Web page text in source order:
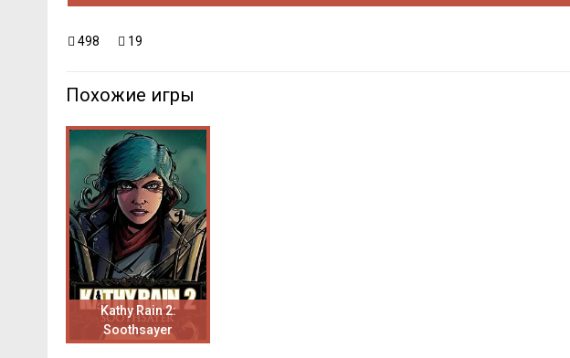
498 19
Похожие игры
Kathy Rain 2:
Soothsayer